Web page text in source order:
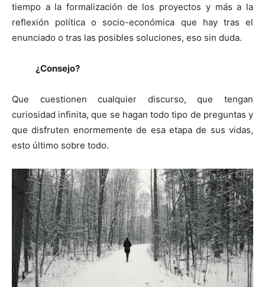
tiempo a la formalización de los proyectos y más a la
reflexión política o socio-económica que hay tras el
enunciado o tras las posibles soluciones, eso sin duda.
¿Consejo?
Que cuestionen cualquier discurso, que tengan
curiosidad infinita, que se hagan todo tipo de preguntas y
que disfruten enormemente de esa etapa de sus vidas,
esto último sobre todo.